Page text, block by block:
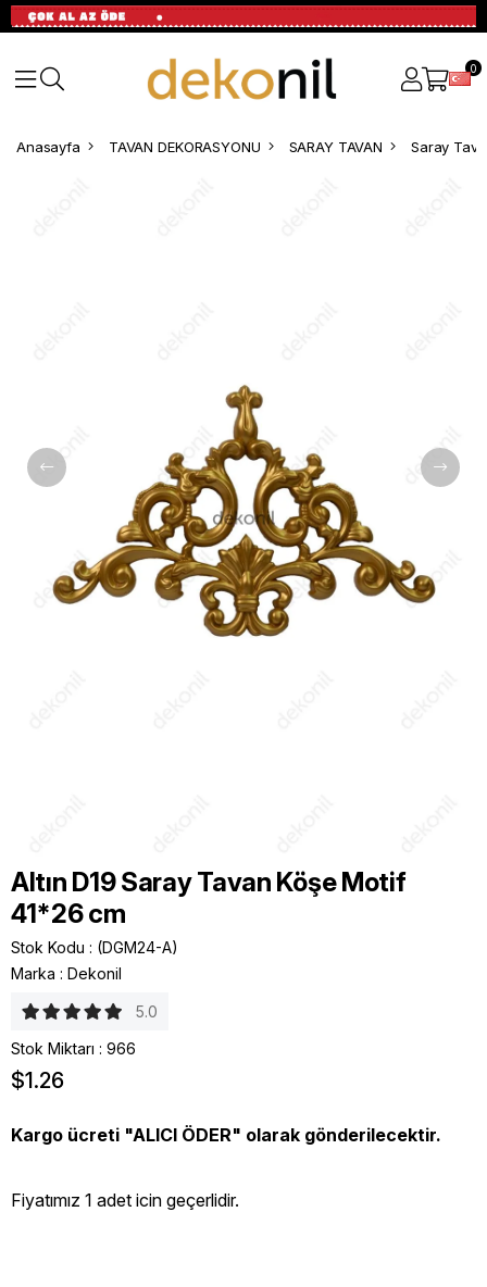
0
Anasayfa TAVAN DEKORASYONU SARAY TAVAN Saray
Altın D19 Saray Tavan Köşe Motif
41*26 cm
Stok Kodu
(DGM24-A)
Marka : Dekonil
5.0
Stok Miktarı : 966
$1.26
Kargo ücreti "ALICI ÖDER" olarak gönderilecektir.
Fiyatımız 1 adet icin geçerlidir.